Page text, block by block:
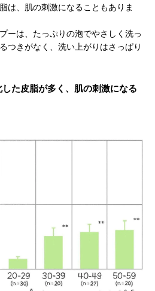
は、肌の刺激になることもありま
ーは、たっぷりの泡でやさしく洗っ
つきがなく、洗い上がりはさっぱり
た皮脂が多く、肌の刺激になる